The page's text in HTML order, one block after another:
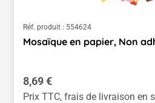
Réf. produit : 554624
Mosaïque en papier, Non
Prix régulier :
8,69 €
Prix TTC, frais de livraison en